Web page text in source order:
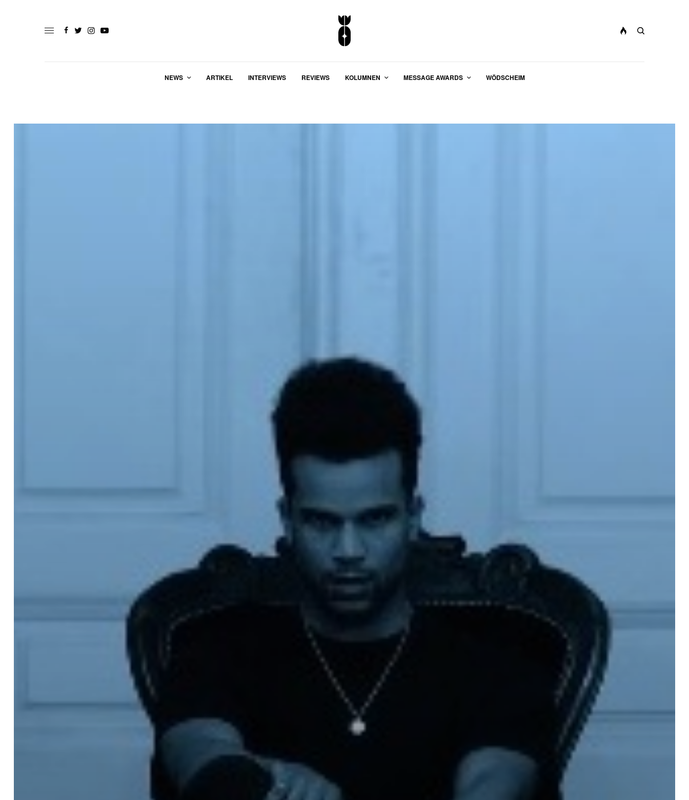
NEWS ARTIKEL INTERVIEWS REVIEWS KOLUMNEN MESSAGE AWARDS WÖDSCHEIM